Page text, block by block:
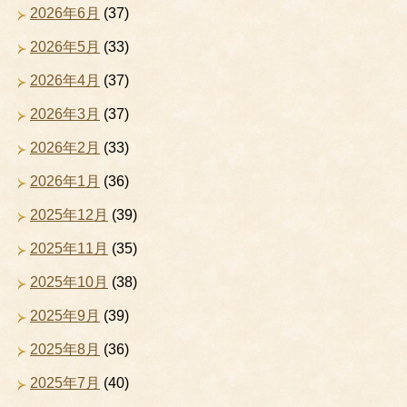
2026年6月 (37)
2026年5月 (33)
2026年4月 (37)
2026年3月 (37)
2026年2月 (33)
2026年1月 (36)
2025年12月 (39)
2025年11月 (35)
2025年10月 (38)
2025年9月 (39)
2025年8月 (36)
2025年7月 (40)